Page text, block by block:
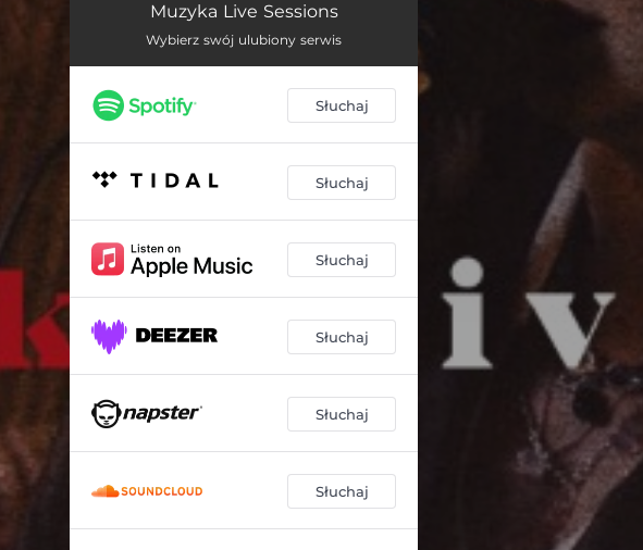
Muzyka Live Sessions
Wybierz swój ulubiony serwis
Słuchaj
Słuchaj
Słuchaj
Słuchaj
Słuchaj
Słuchaj